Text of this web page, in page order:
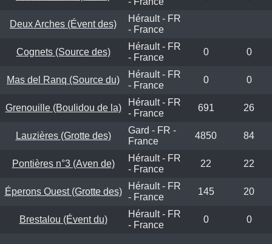
Deux Arches (Évent des)
Hérault - FR
- France
Cognets (Source des)
Hérault - FR
- France
0 0
Mas del Ranq (Source du)
Hérault - FR
- France
0 0
Grenouille (Boulidou de la)
Hérault - FR
- France
691 26
Lauzières (Grotte des)
Gard - FR -
France
4850 84
Pontières n°3 (Aven de)
Hérault - FR
- France
22 22
Éperons Ouest (Grotte des)
Hérault - FR
- France
145 20
Brestalou (Évent du)
Hérault - FR
- France
0 0